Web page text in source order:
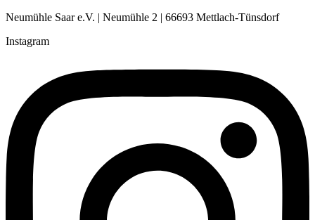
Neumühle Saar e.V. | Neumühle 2 | 66693 Mettlach-Tünsdorf
Instagram